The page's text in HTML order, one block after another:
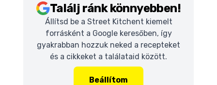
Találj ránk könnyebben!
Állítsd be a Street Kitchent kiemelt
forrásként a Google keresőben, így
gyakrabban hozzuk neked a recepteket
és a cikkeket a találataid között.
Beállítom